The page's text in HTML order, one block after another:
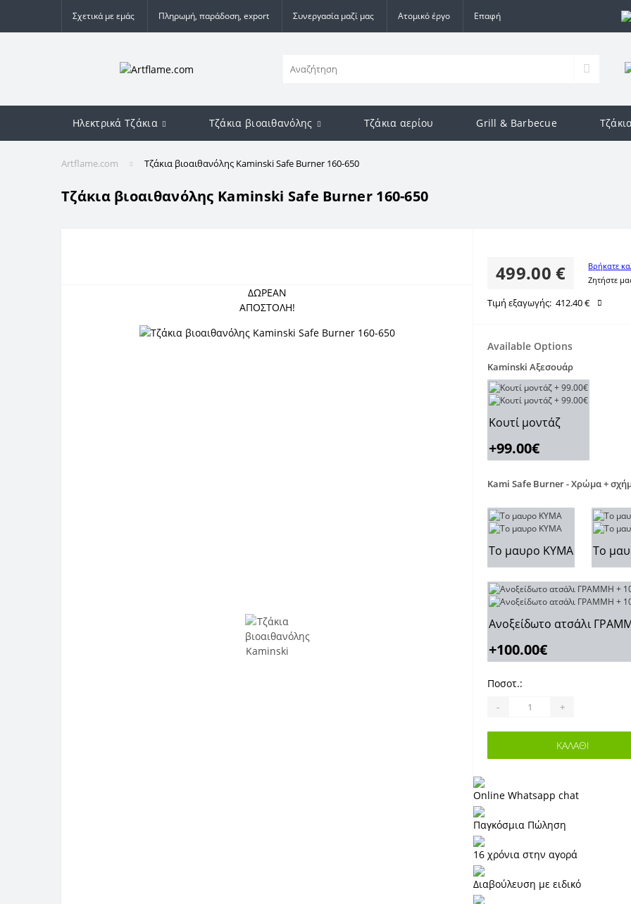
Σχετικά με εμάς Πληρωμή, παράδοση, export Συνεργασία μαζί μας Ατομικό έργο Επαφή
Ηλεκτρικά Τζάκια Τζάκια βιοαιθανόλης Τζάκια αερίου Grill & Barbecue
Artflame.com Τζάκια βιοαιθανόλης Kaminski Safe Burner 160-650
Τζάκια βιοαιθανόλης Kaminski Safe Burner 160-650
ΔΩΡΕΑΝ
ΑΠΟΣΤΟΛΗ!
499.00 €
Βρήκατε
Ζητήστε
Τιμή εξαγωγής: 412.40 €
Available Options
Kaminski Αξεσουάρ
Κουτί μοντάζ
+99.00€
Kami Safe Burner - Χρώμα +
Το μαυρο ΚΥΜΑ Το
Ανοξείδωτο ατσάλι
+100.00€
Ποσοτ.:
- +
ΚΑΛΆΘΙ
Online Whatsapp chat
Παγκόσμια Πώληση
16 χρόνια στην αγορά
Διαβούλευση με ειδικό